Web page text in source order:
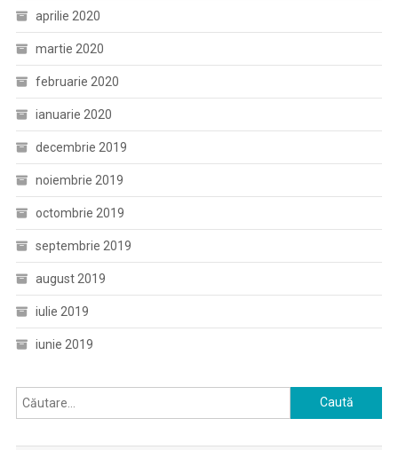
aprilie 2020
martie 2020
februarie 2020
ianuarie 2020
decembrie 2019
noiembrie 2019
octombrie 2019
septembrie 2019
august 2019
iulie 2019
iunie 2019
Caută
după: